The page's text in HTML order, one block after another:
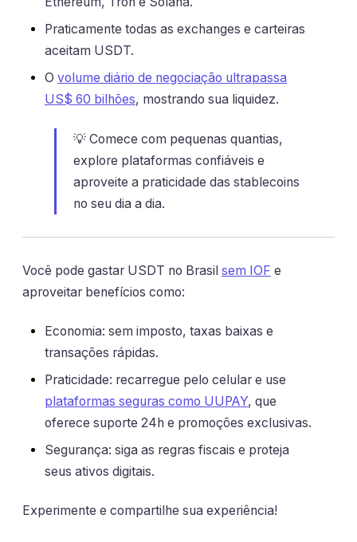
Praticamente todas as exchanges e carteiras
aceitam USDT.
O volume diário de negociação ultrapassa
US$ 60 bilhões, mostrando sua liquidez.
💡 Comece com pequenas quantias,
explore plataformas confiáveis e
aproveite a praticidade das stablecoins
no seu dia a dia.
Você pode gastar USDT no Brasil sem IOF e
aproveitar benefícios como:
Economia: sem imposto, taxas baixas e
transações rápidas.
Praticidade: recarregue pelo celular e use
plataformas seguras como UUPAY, que
oferece suporte 24h e promoções exclusivas.
Segurança: siga as regras fiscais e proteja
seus ativos digitais.
Experimente e compartilhe sua experiência!